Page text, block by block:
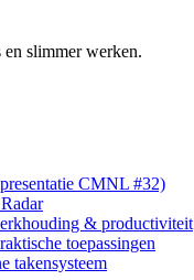
slimmer werken.
CMNL #32)
& productiviteit
toepassingen
takensysteem